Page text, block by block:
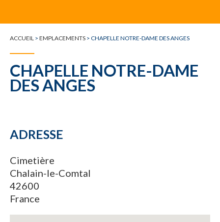
ACCUEIL > EMPLACEMENTS > CHAPELLE NOTRE-DAME DES ANGES
CHAPELLE NOTRE-DAME
DES ANGES
ADRESSE
Cimetière
Chalain-le-Comtal
42600
France